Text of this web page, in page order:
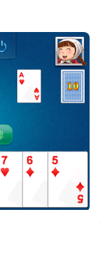
變得非常容易。
螢幕和高畫質畫
帝王，就看你
的功能，只是
件一样能飞快
合都有丰富的